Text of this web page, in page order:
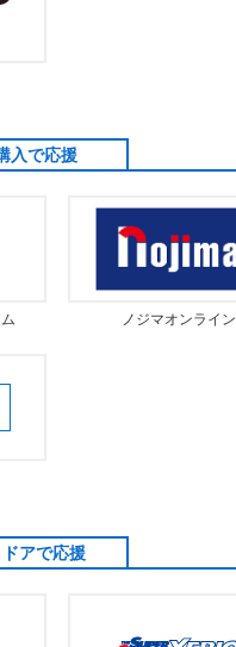
入で応援
ノジマオンライン
アで応援